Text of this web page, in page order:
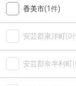
香美市(1件)
安芸郡東洋町(0
安芸郡奈半利町